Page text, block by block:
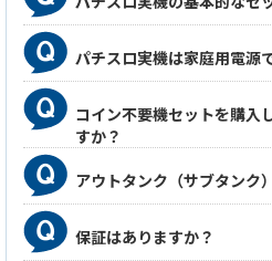
パチスロ実機は家庭用電源
コイン不要機セットを購入
すか？
アウトタンク（サブタンク
保証はありますか？